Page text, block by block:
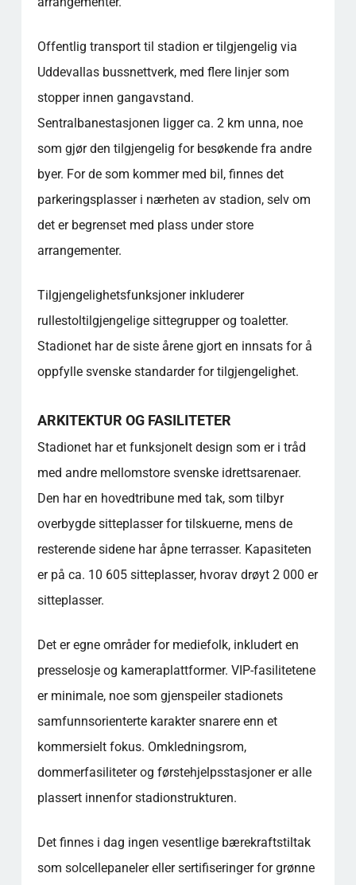
Offentlig transport til stadion er tilgjengelig via
Uddevallas bussnettverk, med flere linjer som
stopper innen gangavstand.
Sentralbanestasjonen ligger ca. 2 km unna, noe
som gjør den tilgjengelig for besøkende fra andre
byer. For de som kommer med bil, finnes det
parkeringsplasser i nærheten av stadion, selv om
det er begrenset med plass under store
arrangementer.
Tilgjengelighetsfunksjoner inkluderer
rullestoltilgjengelige sittegrupper og toaletter.
Stadionet har de siste årene gjort en innsats for å
oppfylle svenske standarder for tilgjengelighet.
ARKITEKTUR OG FASILITETER
Stadionet har et funksjonelt design som er i tråd
med andre mellomstore svenske idrettsarenaer.
Den har en hovedtribune med tak, som tilbyr
overbygde sitteplasser for tilskuerne, mens de
resterende sidene har åpne terrasser. Kapasiteten
er på ca. 10 605 sitteplasser, hvorav drøyt 2 000 er
sitteplasser.
Det er egne områder for mediefolk, inkludert en
presselosje og kameraplattformer. VIP-fasilitetene
er minimale, noe som gjenspeiler stadionets
samfunnsorienterte karakter snarere enn et
kommersielt fokus. Omkledningsrom,
dommerfasiliteter og førstehjelpsstasjoner er alle
plassert innenfor stadionstrukturen.
Det finnes i dag ingen vesentlige bærekraftstiltak
som solcellepaneler eller sertifiseringer for grønne